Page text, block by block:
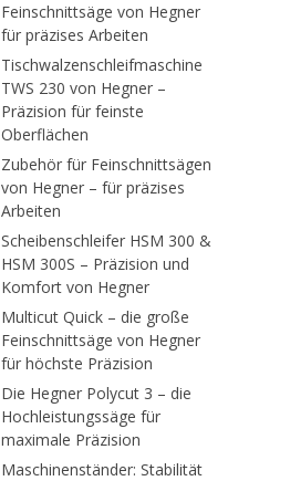
Feinschnittsäge von Hegner
für präzises Arbeiten
Tischwalzenschleifmaschine
TWS 230 von Hegner –
Präzision für feinste
Oberflächen
Zubehör für Feinschnittsägen
von Hegner – für präzises
Arbeiten
Scheibenschleifer HSM 300 &
HSM 300S – Präzision und
Komfort von Hegner
Multicut Quick – die große
Feinschnittsäge von Hegner
für höchste Präzision
Die Hegner Polycut 3 – die
Hochleistungssäge für
maximale Präzision
Maschinenständer: Stabilität